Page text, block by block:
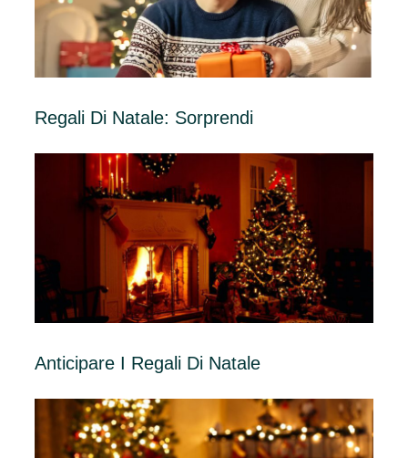
Regali Di Natale: Sorprendi
Anticipare I Regali Di Natale